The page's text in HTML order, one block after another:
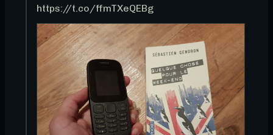
https://t.co/ffmTXeQEBg